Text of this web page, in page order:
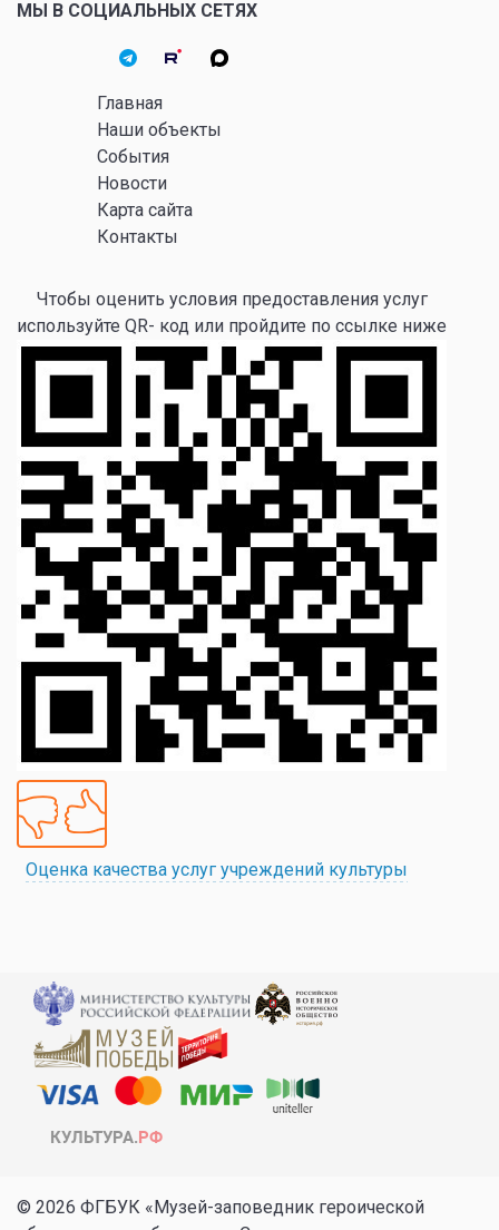
МЫ В СОЦИАЛЬНЫХ СЕТЯХ
Главная
Наши объекты
События
Новости
Карта сайта
Контакты
Чтобы оценить условия предоставления услуг
используйте QR- код или пройдите по ссылке ниже
Оценка качества услуг учреждений культуры
© 2026 ФГБУК «Музей-заповедник героической